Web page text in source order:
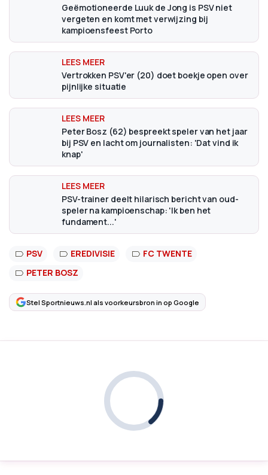
Geëmotioneerde Luuk de Jong is PSV niet
vergeten en komt met verwijzing bij
kampioensfeest Porto
Vertrokken PSV'er (20) doet boekje open over
pijnlijke situatie
Peter Bosz (62) bespreekt speler van het jaar
bij PSV en lacht om journalisten: 'Dat vind ik
knap'
PSV-trainer deelt hilarisch bericht van oud-
speler na kampioenschap: 'Ik ben het
fundament...'
PSV EREDIVISIE
FC TWENTE
PETER BOSZ
Stel Sportnieuws.nl als voorkeursbron in op Google